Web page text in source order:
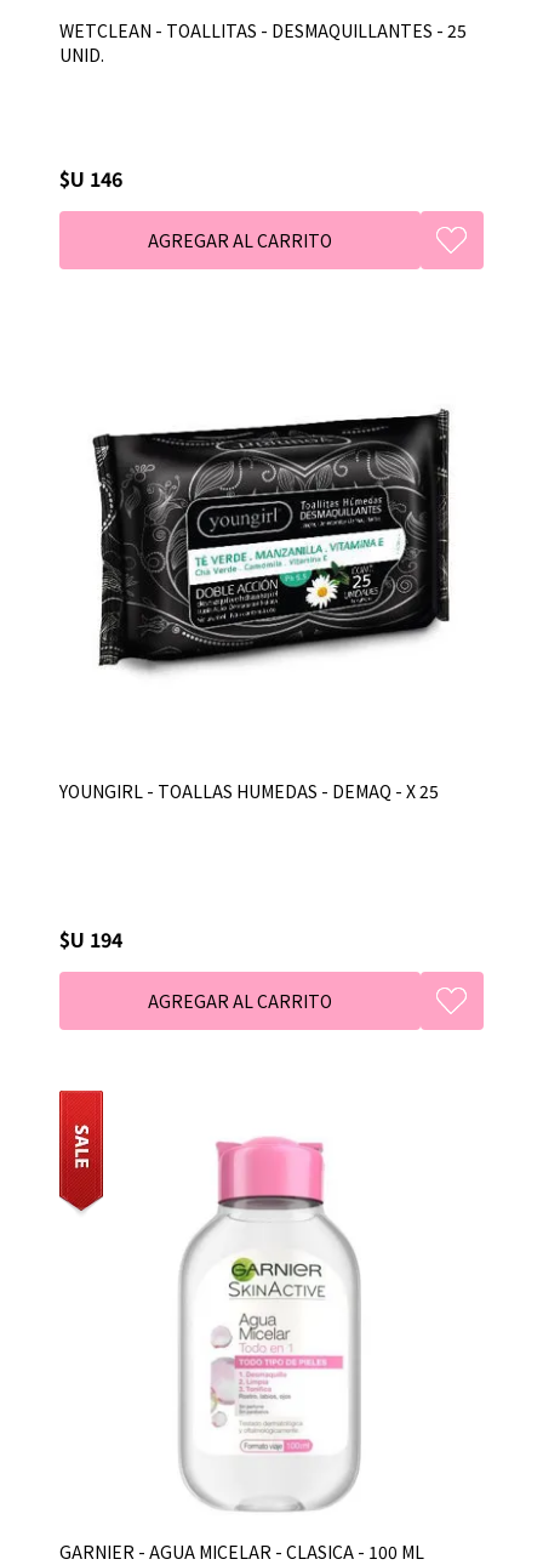
WETCLEAN - TOALLITAS - DESMAQUILLANTES - 25
UNID.
$U 146
YOUNGIRL - TOALLAS HUMEDAS - DEMAQ - X 25
$U 194
GARNIER - AGUA MICELAR - CLASICA - 100 ML